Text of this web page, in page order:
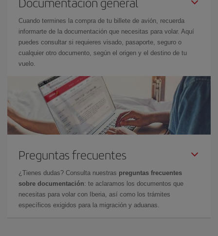
Cuando termines la compra de tu billete de avión, recuerda
informarte de la documentación que necesitas para volar. Aquí
puedes consultar si requieres visado, pasaporte, seguro o
cualquier otro documento, según el origen y el destino de tu
vuelo.
Preguntas frecuentes
¿Tienes dudas? Consulta nuestras preguntas frecuentes
sobre documentación: te aclaramos los documentos que
necesitas para volar con Iberia, así como los trámites
específicos exigidos para la migración y aduanas.